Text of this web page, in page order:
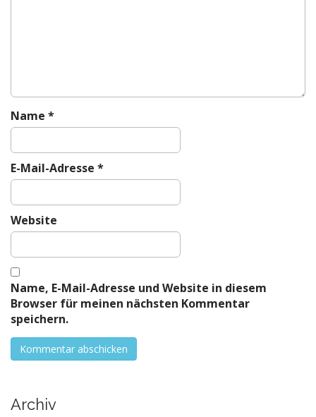
Name *
E-Mail-Adresse *
Website
Name, E-Mail-Adresse und Website in diesem
Browser für meinen nächsten Kommentar
speichern.
Archiv